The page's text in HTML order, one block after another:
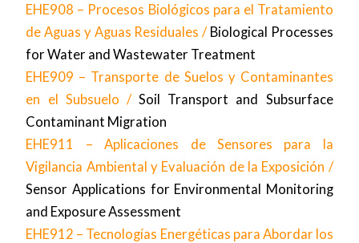
EHE908 – Procesos Biológicos para el Tratamiento
de Aguas y Aguas Residuales / Biological Processes
for Water and Wastewater Treatment
EHE909 – Transporte de Suelos y Contaminantes
en el Subsuelo /Soil Transport and Subsurface
Contaminant Migration
EHE911 – Aplicaciones de Sensores para la
Vigilancia Ambiental y Evaluación de la Exposición /
Sensor Applications for Environmental Monitoring
and Exposure Assessment
EHE912 – Tecnologías Energéticas para Abordar los